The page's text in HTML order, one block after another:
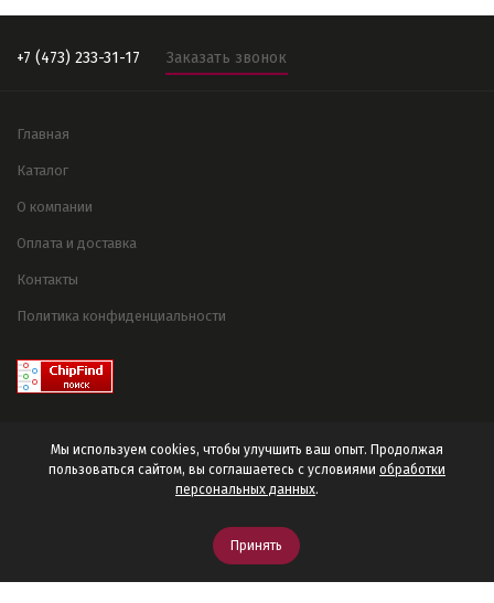
Мы используем cookies, чтобы улучшить ваш опыт. Продолжая
пользоваться сайтом, вы соглашаетесь с условиями обработки
персональных данных.
Принять
+7 (473) 233-31-17 Заказать звонок
Главная
Каталог
О компании
Оплата и доставка
Контакты
Политика конфиденциальности
© 2025 ООО «Электроника Черноземья».